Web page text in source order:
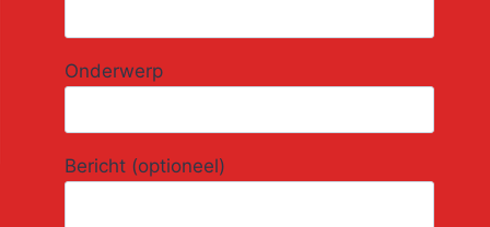
Onderwerp
Bericht (optioneel)